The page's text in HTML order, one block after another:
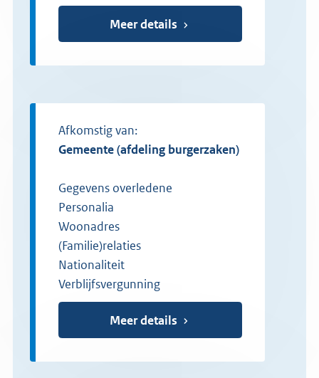
Meer details
Afkomstig van:
gemeente (afdeling burgerzaken)
Gegevens overledene
Personalia
Woonadres
(Familie)relaties
Nationaliteit
Verblijfsvergunning
Meer details